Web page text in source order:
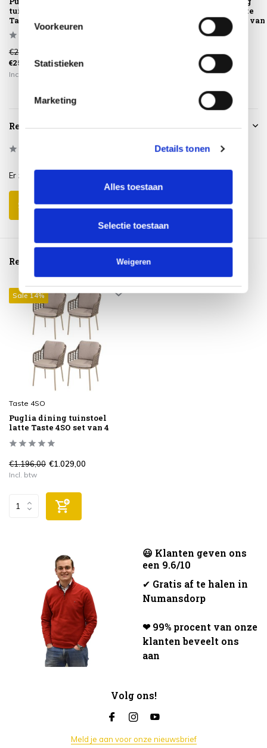
Voorkeuren
Statistieken
Marketing
Details tonen
Alles toestaan
Selectie toestaan
Weigeren
tuinstoel latte
Taste 4SO
€299,00
€259,00
Incl. btw
tuinstoel latte
Taste 4SO set van
€1.794,00
€1.549,00
Incl. btw
Reviews
Er zijn nog geen reviews geschreven over dit product..
Schrijf je eigen review
Reeds bekeken
Sale 14%
Taste 4SO
Puglia dining tuinstoel
latte Taste 4SO set van 4
€1.196,00 €1.029,00
Incl. btw
😃 Klanten geven ons
een 9.6/10
✔ Gratis af te halen in
Numansdorp
❤ 99% procent van onze
klanten beveelt ons
aan
Volg ons!
Meld je aan voor onze nieuwsbrief